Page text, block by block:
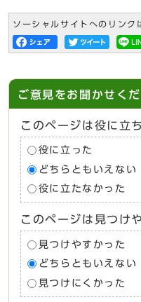
ソーシャルサイトへのリンク
ご意見をお聞かせく
このページは役に立
役に立った
どちらともいえない
役に立たなかった
このページは見つけ
見つけやすかった
どちらともいえない
見つけにくかった